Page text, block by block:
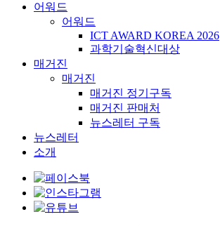
어워드
어워드
ICT AWARD KOREA 2026
과학기술혁신대상
매거진
매거진
매거진 정기구독
매거진 판매처
뉴스레터 구독
뉴스레터
소개